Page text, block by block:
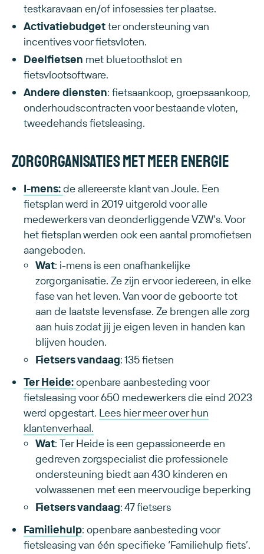
testkaravaan en/of infosessies ter plaatse.
Activatiebudgetter ondersteuning van
incentives voor fietsvloten.
Deelfietsen met bluetoothslot en
fietsvlootsoftware.
Andere diensten: fietsaankoop, groepsaankoop,
onderhoudscontracten voor bestaande vloten,
tweedehands fietsleasing.
Zorgorganisaties met meer energie
I-mens:de allereerste klant van Joule. Een
fietsplan werd in 2019 uitgerold voor alle
medewerkers van deonderliggende VZW’s. Voor
het fietsplan werden ook een aantal promofietsen
aangeboden.
Wat: i-mens is een onafhankelijke
zorgorganisatie. Ze zijn er voor iedereen, in elke
fase van het leven. Van voor de geboorte tot
aan de laatste levensfase. Ze brengen alle zorg
aan huis zodat jij je eigen leven in handen kan
blijven houden.
Fietsers vandaag: 135 fietsen
Ter Heide:openbare aanbesteding voor
fietsleasing voor 650 medewerkers die eind 2023
werd opgestart. Lees hier meer over hun
klantenverhaal.
Wat: Ter Heide is een gepassioneerde en
gedreven zorgspecialist die professionele
ondersteuning biedt aan 430 kinderen en
volwassenen met een meervoudige beperking
Fietsers vandaag: 47 fietsers
Familiehulp: openbare aanbesteding voor
fietsleasing van één specifieke ‘Familiehulp fiets’.